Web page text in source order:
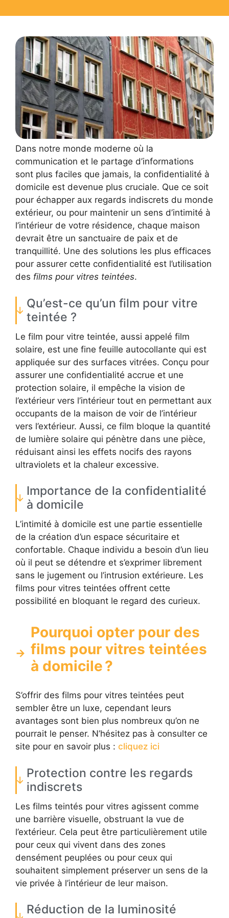
Dans notre monde moderne où la
communication et le partage d’informations
sont plus faciles que jamais, la confidentialité à
domicile est devenue plus cruciale. Que ce soit
pour échapper aux regards indiscrets du monde
extérieur, ou pour maintenir un sens d’intimité à
l’intérieur de votre résidence, chaque maison
devrait être un sanctuaire de paix et de
tranquillité. Une des solutions les plus efficaces
pour assurer cette confidentialité est l’utilisation
des films pour vitres teintées.
Qu’est-ce qu’un film pour vitre
teintée ?
Le film pour vitre teintée, aussi appelé film
solaire, est une fine feuille autocollante qui est
appliquée sur des surfaces vitrées. Conçu pour
assurer une confidentialité accrue et une
protection solaire, il empêche la vision de
l’extérieur vers l’intérieur tout en permettant aux
occupants de la maison de voir de l’intérieur
vers l’extérieur. Aussi, ce film bloque la quantité
de lumière solaire qui pénètre dans une pièce,
réduisant ainsi les effets nocifs des rayons
ultraviolets et la chaleur excessive.
Importance de la confidentialité
à domicile
L’intimité à domicile est une partie essentielle
de la création d’un espace sécuritaire et
confortable. Chaque individu a besoin d’un lieu
où il peut se détendre et s’exprimer librement
sans le jugement ou l’intrusion extérieure. Les
films pour vitres teintées offrent cette
possibilité en bloquant le regard des curieux.
Pourquoi opter pour des
films pour vitres teintées
à domicile ?
S’offrir des films pour vitres teintées peut
sembler être un luxe, cependant leurs
avantages sont bien plus nombreux qu’on ne
pourrait le penser. N’hésitez pas à consulter ce
site pour en savoir plus : cliquez ici
Protection contre les regards
indiscrets
Les films teintés pour vitres agissent comme
une barrière visuelle, obstruant la vue de
l’extérieur. Cela peut être particulièrement utile
pour ceux qui vivent dans des zones
densément peuplées ou pour ceux qui
souhaitent simplement préserver un sens de la
vie privée à l’intérieur de leur maison.
Réduction de la luminosité